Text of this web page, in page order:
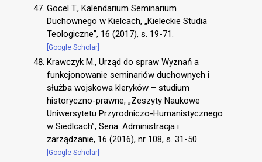
Gocel T., Kalendarium Seminarium
Duchownego w Kielcach, „Kieleckie Studia
Teologiczne”, 16 (2017), s. 19-71.
[Google Scholar]
Krawczyk M., Urząd do spraw Wyznań a
funkcjonowanie seminariów duchownych i
służba wojskowa kleryków – studium
historyczno-prawne, „Zeszyty Naukowe
Uniwersytetu Przyrodniczo-Humanistycznego
w Siedlcach”, Seria: Administracja i
zarządzanie, 16 (2016), nr 108, s. 31-50.
[Google Scholar]